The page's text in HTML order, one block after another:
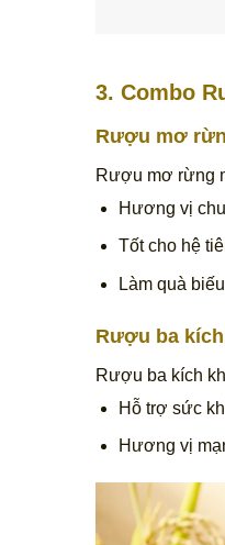
3. Combo
Rượu mơ
Rượu mơ rừng
Hương vị
Tốt cho hệ
Làm quà
Rượu ba kích
Rượu ba kích
Hỗ trợ sức
Hương vị